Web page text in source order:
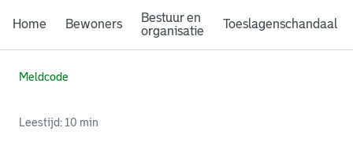
Home Bewoners
Bestuur en
organisatie
Toeslagenschandaal
Meldcode
Leestijd: 10 min